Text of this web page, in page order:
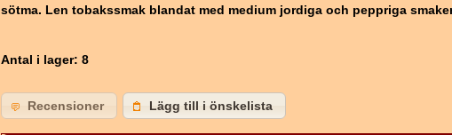
sötma. Len tobakssmak blandat med medium jordiga och peppriga
Antal i lager: 8
Recensioner Lägg till i önskelista